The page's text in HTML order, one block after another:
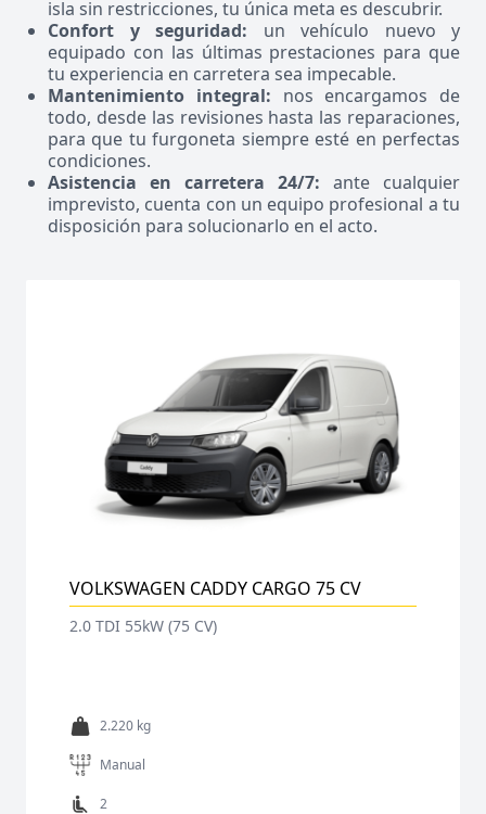
isla sin restricciones, tu única meta es descubrir.
Confort y seguridad: un vehículo nuevo y
equipado con las últimas prestaciones para que
tu experiencia en carretera sea impecable.
Mantenimiento integral: nos encargamos de
todo, desde las revisiones hasta las reparaciones,
para que tu furgoneta siempre esté en perfectas
condiciones.
Asistencia en carretera 24/7: ante cualquier
imprevisto, cuenta con un equipo profesional a tu
disposición para solucionarlo en el acto.
VOLKSWAGEN CADDY CARGO 75 CV
2.0 TDI 55kW (75 CV)
2.220 kg
Manual
2